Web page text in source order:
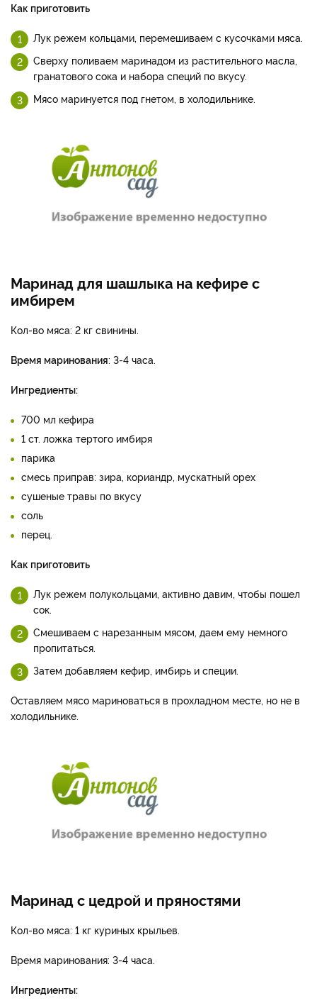
Как приготовить
Лук режем кольцами, перемешиваем с кусочками мяса.
Сверху поливаем маринадом из растительного масла,
гранатового сока и набора специй по вкусу.
Мясо маринуется под гнетом, в холодильнике.
Маринад для шашлыка на кефире с
имбирем
Кол-во мяса: 2 кг свинины.
Время маринования: 3-4 часа.
Ингредиенты:
700 мл кефира
1 ст. ложка тертого имбиря
парика
смесь приправ: зира, кориандр, мускатный орех
сушеные травы по вкусу
соль
перец.
Как приготовить
Лук режем полукольцами, активно давим, чтобы пошел
сок.
Смешиваем с нарезанным мясом, даем ему немного
пропитаться.
Затем добавляем кефир, имбирь и специи.
Оставляем мясо мариноваться в прохладном месте, но не в
холодильнике.
Маринад с цедрой и пряностями
Кол-во мяса: 1 кг куриных крыльев.
Время маринования: 3-4 часа.
Ингредиенты: